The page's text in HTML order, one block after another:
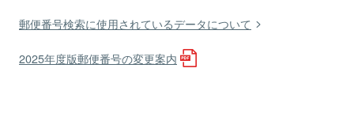
郵便番号検索に使用されているデータについて
2025年度版郵便番号の変更案内